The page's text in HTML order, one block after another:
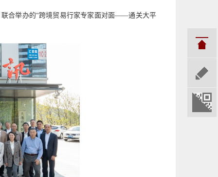
联合举办的“跨境贸易行家专家面对面——通关大平